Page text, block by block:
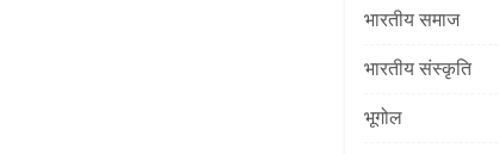
भारतीय समाज
भारतीय संस्कृति
भूगोल